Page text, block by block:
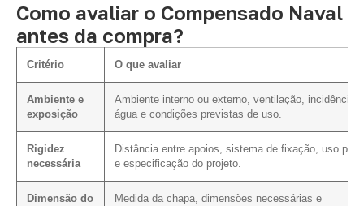
Como avaliar o Compensado Naval
antes da compra?
Critério O que avaliar
Ambiente e
exposição
Ambiente interno ou externo, ventilação, incidência
água e condições previstas de uso.
Rigidez
necessária
Distância entre apoios, sistema de fixação, uso
e especificação do projeto.
Dimensão do
Medida da chapa, dimensões necessárias e